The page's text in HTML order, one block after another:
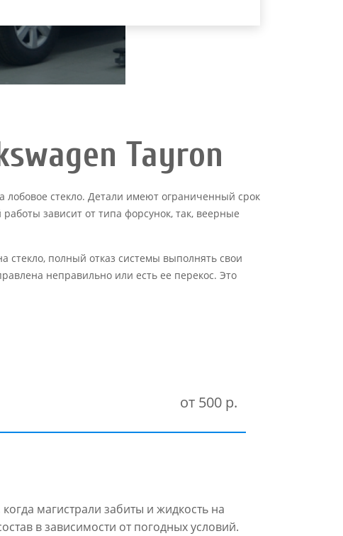
Tayron
стекло. Детали имеют ограниченный срок
зависит от типа форсунок, так, веерные
стекло, полный отказ системы выполнять свои
неправильно или есть ее перекос. Это
от 500 р.
магистрали забиты и жидкость на
в зависимости от погодных условий.